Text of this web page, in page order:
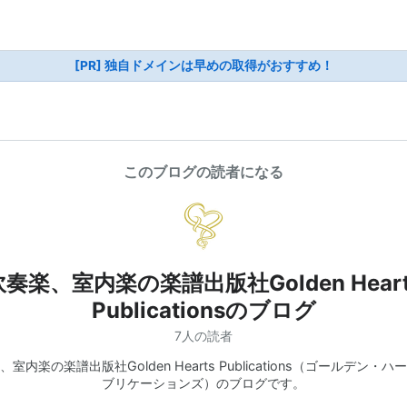
[PR] 独自ドメインは早めの取得がおすすめ！
このブログの読者になる
奏楽、室内楽の楽譜出版社Golden
Publicationsのブログ
7人の読者
室内楽の楽譜出版社Golden Hearts Publications（ゴールデン・ハ
ブリケーションズ）のブログです。